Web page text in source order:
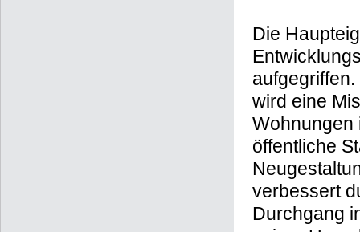
Die
wird eine
Wohnungen
öffentliche
verbessert
Durchgang